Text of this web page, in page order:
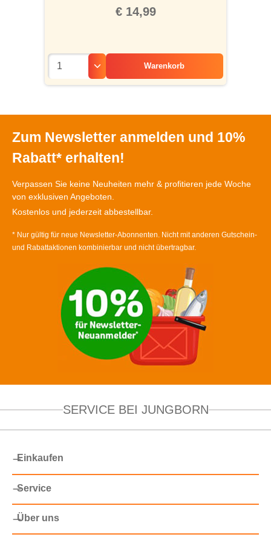
€ 14,99
Warenkorb
Zum Newsletter anmelden und 10%
Rabatt* erhalten!
Verpassen Sie keine Neuheiten mehr & profitieren jede Woche
von exklusiven Angeboten.
Kostenlos und jederzeit abbestellbar.
* Nur gültig für neue Newsletter-Abonnenten. Nicht mit anderen Gutschein-
und Rabattaktionen kombinierbar und nicht übertragbar.
SERVICE BEI JUNGBORN
Einkaufen
Service
Über uns